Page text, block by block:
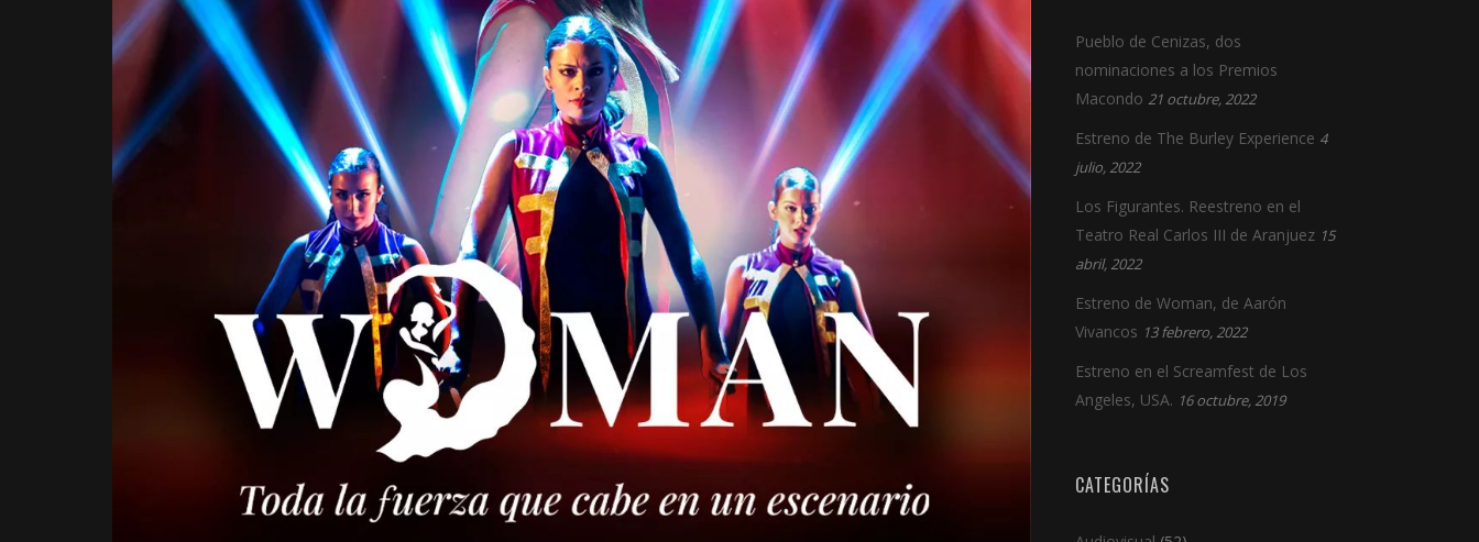
Pueblo de Cenizas, dos
nominaciones a los Premios
Macondo 21 octubre, 2022
Estreno de The Burley Experience 4
julio, 2022
Los Figurantes. Reestreno en el
Teatro Real Carlos III de Aranjuez 15
abril, 2022
Estreno de Woman, de Aarón
Vivancos 13 febrero, 2022
Estreno en el Screamfest de Los
Angeles, USA. 16 octubre, 2019
CATEGORÍAS